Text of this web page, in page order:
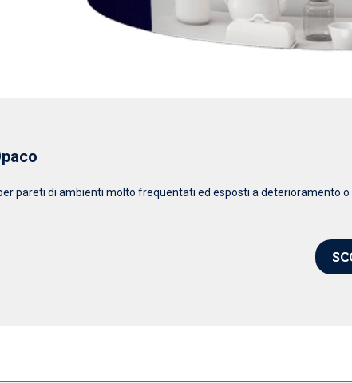
pareti di ambienti molto frequentati ed esposti a deterioramento o